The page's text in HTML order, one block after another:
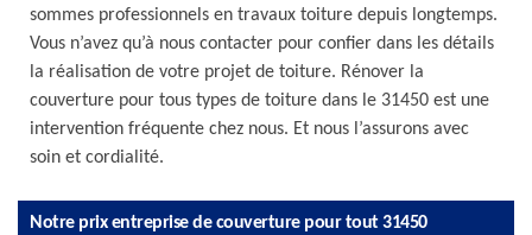
sommes professionnels en travaux toiture depuis longtemps.
Vous n’avez qu’à nous contacter pour confier dans les détails
la réalisation de votre projet de toiture. Rénover la
couverture pour tous types de toiture dans le 31450 est une
intervention fréquente chez nous. Et nous l’assurons avec
soin et cordialité.
Notre prix entreprise de couverture pour tout 31450